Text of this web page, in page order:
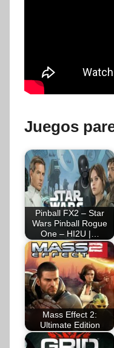
Juegos
Pinball FX2 – Star
Wars Pinball Rogue
One – HI2U |…
Mass Effect 2:
Ultimate Edition